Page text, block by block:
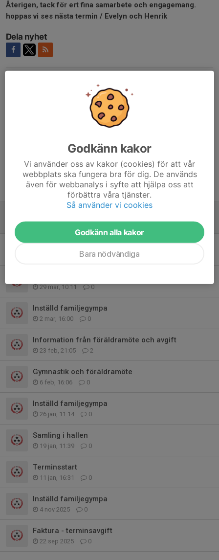
Återigen, tack för ert fina samarbete och engagemang.
hoppas vi ses nästa termin / Evelyn och Henrik
Dela nyhet
4 maj, 20:32
Tack till er fina och engagerade ledare! Vi ses nästa
Tack för denna termin, när finns möjlighet att hämta
Tidigare nyheter
4 maj, 19:42 2
Avslutning
2
29 mar, 10:11 0
Inställd familjegympa
2 mar, 16:00 0
Information från föräldramöte och avgift
23 feb, 21:05 2
Gymnastik och föräldramöte
6 feb, 16:06 0
Inställd familjegympa
26 jan, 11:14 0
Samling i hallen
19 jan, 11:39 0
Terminsstart
11 jan, 16:31 0
Inställd familjegympa
4 nov 2025 0
Faktura - terminsavgift
22 sep 2025 0
Godkänn kakor
Vi använder oss av kakor (cookies) för att vår
webbplats ska fungera bra för dig. De används
även för webbanalys i syfte att hjälpa oss att
förbättra våra tjänster.
Så använder vi cookies
Godkänn alla kakor
Bara nödvändiga